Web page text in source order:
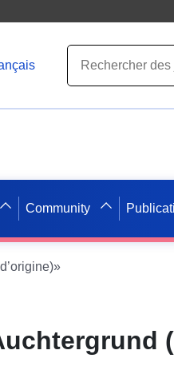
Community